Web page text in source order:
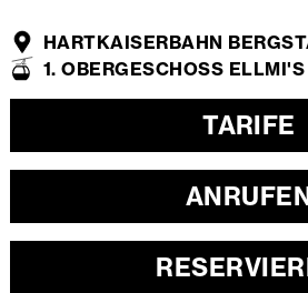
HARTKAISERBAHN
1. OBERGESCHOSS
TARIFE